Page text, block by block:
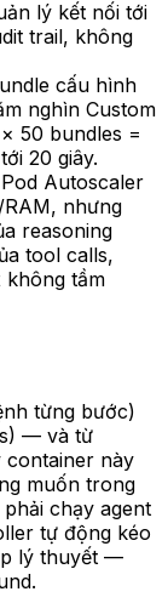
lý kết nối tới
trail, không
cấu hình
nghìn Custom
50 bundles =
20 giây.
Autoscaler
nhưng
reasoning
tool calls,
tầm
từng bước)
— và từ
container này
muốn trong
phải chạy agent
tự động kéo
lý thuyết —